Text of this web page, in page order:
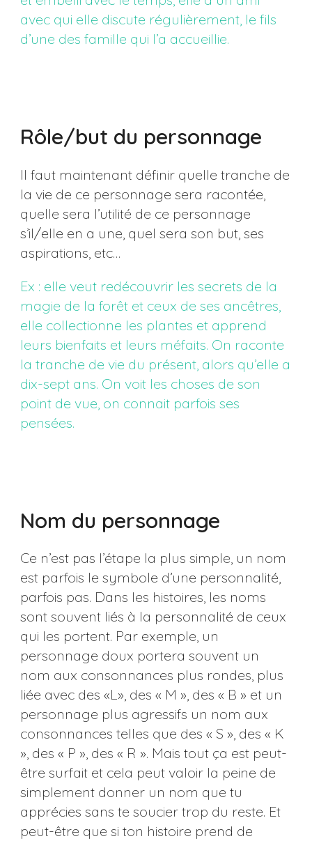
avec qui elle discute régulièrement, le fils
d’une des famille qui l’a accueillie.
Rôle/but du personnage
Il faut maintenant définir quelle tranche de
la vie de ce personnage sera racontée,
quelle sera l’utilité de ce personnage
s’il/elle en a une, quel sera son but, ses
aspirations, etc…
Ex : elle veut redécouvrir les secrets de la
magie de la forêt et ceux de ses ancêtres,
elle collectionne les plantes et apprend
leurs bienfaits et leurs méfaits. On raconte
la tranche de vie du présent, alors qu’elle a
dix-sept ans. On voit les choses de son
point de vue, on connait parfois ses
pensées.
Nom du personnage
Ce n’est pas l’étape la plus simple, un nom
est parfois le symbole d’une personnalité,
parfois pas. Dans les histoires, les noms
sont souvent liés à la personnalité de ceux
qui les portent. Par exemple, un
personnage doux portera souvent un
nom aux consonnances plus rondes, plus
liée avec des «L», des « M », des « B » et un
personnage plus agressifs un nom aux
consonnances telles que des « S », des « K
», des « P », des « R ». Mais tout ça est peut-
être surfait et cela peut valoir la peine de
simplement donner un nom que tu
apprécies sans te soucier trop du reste. Et
peut-être que si ton histoire prend de